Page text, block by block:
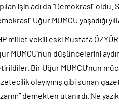
işin adı da “Demokrasi”
Uğur MUMCU yaşadığı
millet vekili eski Mustafa
MUMCU’nun düşüncelerini
Bir Uğur MUMCU’nun
olayıymış gibi sunan
demekten utanırdı. Ne